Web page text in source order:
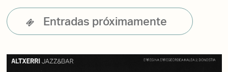
Entradas próximamente